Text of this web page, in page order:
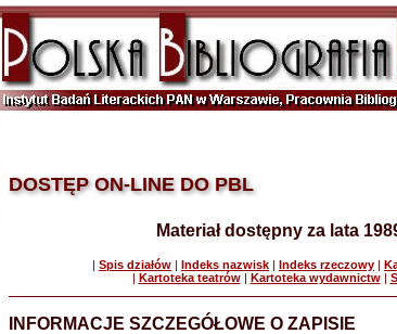
DOSTĘP ON-LINE DO PBL
Materiał dostępny za lata
| Spis działów | Indeks nazwisk | Indeks rzeczowy |
| Kartoteka teatrów| Kartoteka wydawnictw|
INFORMACJE SZCZEGÓŁOWE O ZAPISIE